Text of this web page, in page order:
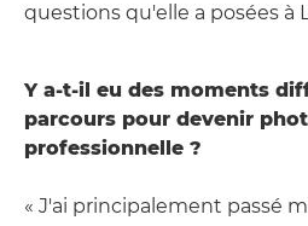
questions qu'elle a posées à
Y a-t-il eu des moments
parcours pour devenir
professionnelle ?
« J'ai principalement passé